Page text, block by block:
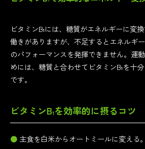
ビタミンB1 には、糖質がエネルギーに変
働きがありますが、不足するとエネルギ
のパフォーマンスを発揮できません。運
めには、糖質と合わせてビタミンB1 を十
です。
ビタミンB1 を効率的に摂るコツ
主食を白米からオートミールに変える。